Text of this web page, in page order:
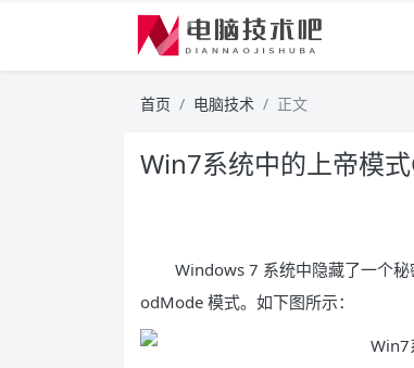
首页 电脑技术 正文
Win7系统中的上帝模
Windows 7 系统中隐藏了一个秘
odMode 模式。如下图所示：